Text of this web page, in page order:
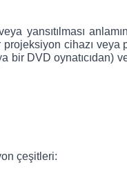
yansıtılması
cihazı
bir DVD oynatıcıdan)
çeşitleri: